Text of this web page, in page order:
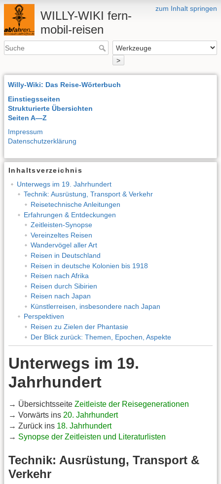
zum Inhalt springen
WILLY-WIKI fern-
mobil-reisen
>
Willy-Wiki: Das Reise-Wörterbuch
Einstiegsseiten
Strukturierte Übersichten
Seiten A—Z
Impressum
Datenschutzerklärung
Inhaltsverzeichnis
Unterwegs im 19. Jahrhundert
Technik: Ausrüstung, Transport & Verkehr
Reisetechnische Anleitungen
Erfahrungen & Entdeckungen
Zeitleisten-Synopse
Vereinzeltes Reisen
Wandervögel aller Art
Reisen in Deutschland
Reisen in deutsche Kolonien bis 1918
Reisen nach Afrika
Reisen durch Sibirien
Reisen nach Japan
Künstlerreisen, insbesondere nach Japan
Perspektiven
Reisen zu Zielen der Phantasie
Der Blick zurück: Themen, Epochen, Aspekte
Unterwegs im 19.
Jahrhundert
→ Übersichtsseite Zeitleiste der Reisegenerationen
→ Vorwärts ins 20. Jahrhundert
→ Zurück ins 18. Jahrhundert
→ Synopse der Zeitleisten und Literaturlisten
Technik: Ausrüstung, Transport &
Verkehr